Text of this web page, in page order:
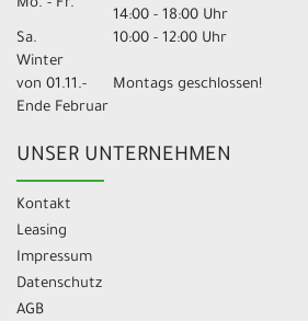
Mo. - Fr.
14:00 - 18:00 Uhr
Sa.
10:00 - 12:00 Uhr
Winter
von 01.11.-
Ende Februar
Montags geschlossen!
UNSER UNTERNEHMEN
Kontakt
Leasing
Impressum
Datenschutz
AGB